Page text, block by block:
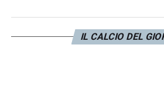
LA PLAYLIST DELLE
IL CALCIO DEL